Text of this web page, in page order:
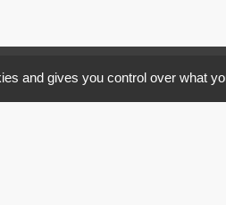
and gives you control over what